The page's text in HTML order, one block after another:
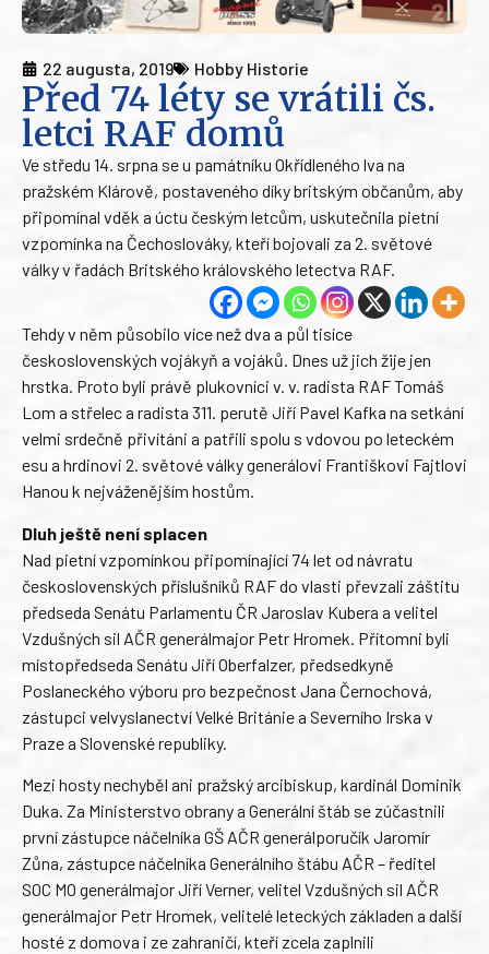
22 augusta, 2019 Hobby Historie
Před 74 léty se vrátili čs.
letci RAF domů
Ve středu 14. srpna se u památníku Okřídleného lva na
pražském Klárově, postaveného díky britským občanům, aby
připomínal vděk a úctu českým letcům, uskutečnila pietní
vzpomínka na Čechoslováky, kteří bojovali za 2. světové
války v řadách Britského královského letectva RAF.
Tehdy v něm působilo více než dva a půl tisíce
československých vojákyň a vojáků. Dnes už jich žije jen
hrstka. Proto byli právě plukovníci v. v. radista RAF Tomáš
Lom a střelec a radista 311. perutě Jiří Pavel Kafka na setkání
velmi srdečně přivítáni a patřili spolu s vdovou po leteckém
esu a hrdinovi 2. světové války generálovi Františkovi Fajtlovi
Hanou k nejváženějším hostům.
Dluh ještě není splacen
Nad pietní vzpomínkou připomínající 74 let od návratu
československých příslušníků RAF do vlasti převzali záštitu
předseda Senátu Parlamentu ČR Jaroslav Kubera a velitel
Vzdušných sil AČR generálmajor Petr Hromek. Přítomni byli
místopředseda Senátu Jiří Oberfalzer, předsedkyně
Poslaneckého výboru pro bezpečnost Jana Černochová,
zástupci velvyslanectví Velké Británie a Severního Irska v
Praze a Slovenské republiky.
Mezi hosty nechyběl ani pražský arcibiskup, kardinál Dominik
Duka. Za Ministerstvo obrany a Generální štáb se zúčastnili
první zástupce náčelníka GŠ AČR generálporučík Jaromír
Zůna, zástupce náčelníka Generálního štábu AČR – ředitel
SOC MO generálmajor Jiří Verner, velitel Vzdušných sil AČR
generálmajor Petr Hromek, velitelé leteckých základen a další
hosté z domova i ze zahraničí, kteří zcela zaplnili